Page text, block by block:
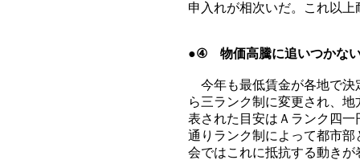
申入れが相次いだ。これ以
●④ 物価高騰に追いつかな
今年も最低賃金が各地で決
ら三ランク制に変更され、
表された目安はＡランク四
通りランク制によって都市
会ではこれに抵抗する動き